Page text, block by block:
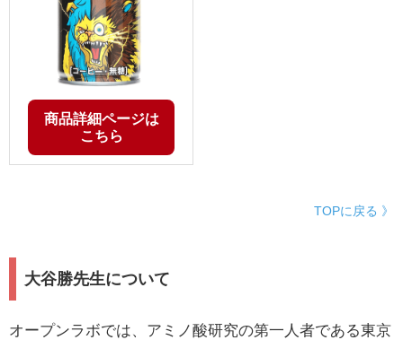
商品詳細ページは
こちら
TOPに戻る 》
大谷勝先生について
オープンラボでは、アミノ酸研究の第一人者である東京